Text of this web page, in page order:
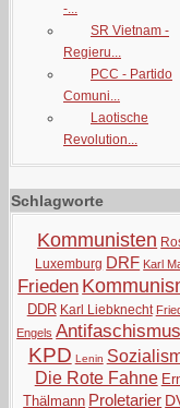
-...
SR Vietnam -
Regieru...
PCC - Partido
Comuni...
Laotische
Revolution...
Schlagworte
Kommunisten
Luxemburg DRF Karl
Frieden
DDR Karl Liebknecht
Engels Antifaschismus
KPD Lenin
Die Rote Fahne
Thälmann Proletarier